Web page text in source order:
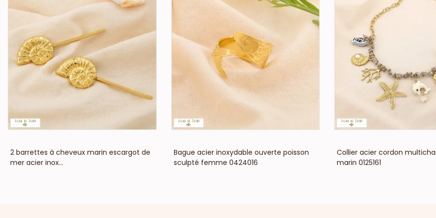
rapide.
2 barrettes à cheveux marin escargot de
mer acier inox...
Bague acier inoxydable ouverte poisson
sculpté femme 0424016
Collier acier cordon
marin 0125161